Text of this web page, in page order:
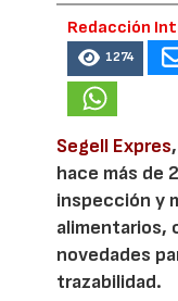
Redacción
1274
Segell Expres
hace más de
inspección y
alimentarios,
novedades
trazabilidad.